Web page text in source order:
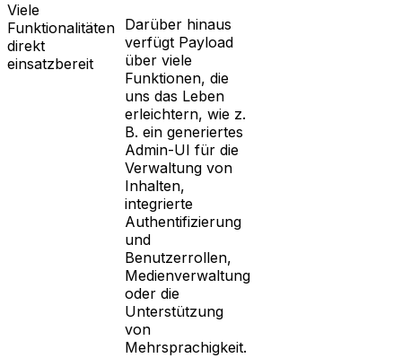
Viele
Funktionalitäten
direkt
einsatzbereit
Darüber hinaus
verfügt Payload
über viele
Funktionen, die
uns das Leben
erleichtern, wie z.
B. ein generiertes
Admin-UI für die
Verwaltung von
Inhalten,
integrierte
Authentifizierung
und
Benutzerrollen,
Medienverwaltung
oder die
Unterstützung
von
Mehrsprachigkeit.